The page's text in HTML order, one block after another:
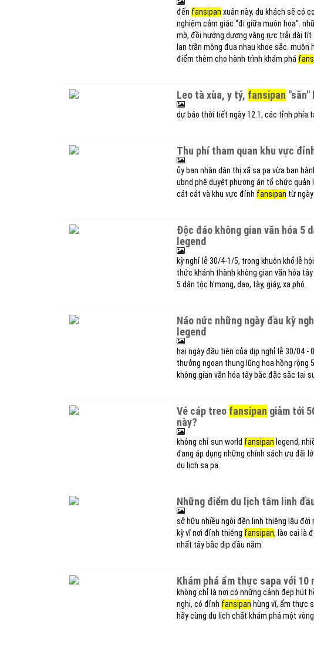
đến fansipan xuân này, du khách sẽ có
nghiệm cảm giác “đi giữa muôn hoa”.
mờ, đồi hướng dương vàng rực trải dài tít
lan trần mộng đua nhau khoe sắc.
điểm thêm cho hành trình khám phá
leo tà xùa, y tý, fansipan "săn"
dự báo thời tiết ngày 12.1, các tỉnh phía
thu phí tham quan khu vực
ủy ban nhân dân thị xã sa pa vừa ban
ubnd phê duyệt phương án tổ chức
cát cát và khu vực đỉnh fansipan từ
độc đáo không gian văn hóa 5
legend
kỳ nghỉ lễ 30/4-1/5, trong khuôn khổ lễ
thức khánh thành không gian văn hóa
5 dân tộc h'mong, dao, tày, giáy, xa phó.
náo nức những ngày đầu kỳ
legend
hai ngày đầu tiên của dịp nghỉ lễ 30/04 -
thưởng ngoạn thung lũng hoa hồng rộng
không gian văn hóa tây bắc đặc sắc tại
vé cáp treo fansipan giảm tới
này?
không chỉ sun world fansipan legend,
đang áp dụng những chính sách ưu đãi
du lịch sa pa.
những điểm du lịch tâm linh
sở hữu nhiều ngôi đền linh thiêng lâu
kỳ vĩ nơi đỉnh thiêng fansipan, lào cai là
nhất tây bắc dịp đầu năm.
khám phá ẩm thực sapa với
không chỉ là nơi có những cảnh đẹp hút
nghi, có đỉnh fansipan hùng vĩ, ẩm thực
hãy cùng du lịch chất khám phá một